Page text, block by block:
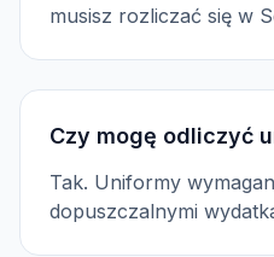
musisz rozliczać się w
Czy mogę odliczyć
Tak. Uniformy
dopuszczalnymi